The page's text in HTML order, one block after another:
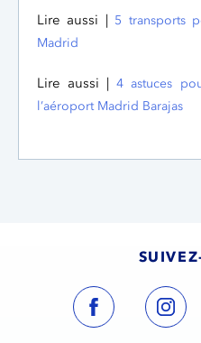
Lire aussi | 5 transports
Madrid
Lire aussi |4 astuces
l’aéroport Madrid Barajas